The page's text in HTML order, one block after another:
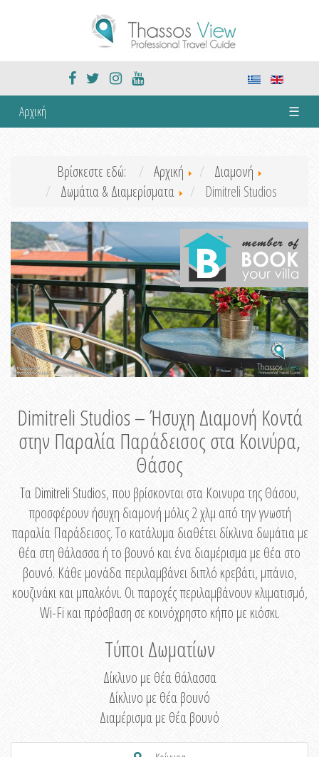
Αρχική ☰
Βρίσκεστε εδώ: Αρχική
Διαμονή
Δωμάτια & Διαμερίσματα
Dimitreli Studios
Dimitreli Studios – Ήσυχη Διαμονή Κοντά
στην Παραλία Παράδεισος στα Κοινύρα,
Θάσος
Τα Dimitreli Studios, που βρίσκονται στα Κοινυρα της Θάσου,
προσφέρουν ήσυχη διαμονή μόλις 2 χλμ από την γνωστή
παραλία Παράδεισος. Το κατάλυμα διαθέτει δίκλινα δωμάτια με
θέα στη θάλασσα ή το βουνό και ένα διαμέρισμα με θέα στο
βουνό. Κάθε μονάδα περιλαμβάνει διπλό κρεβάτι, μπάνιο,
κουζινάκι και μπαλκόνι. Οι παροχές περιλαμβάνουν κλιματισμό,
Wi-Fi και πρόσβαση σε κοινόχρηστο κήπο με κιόσκι.
Τύποι Δωματίων
Δίκλινο με θέα θάλασσα
Δίκλινο με θέα βουνό
Διαμέρισμα με θέα βουνό